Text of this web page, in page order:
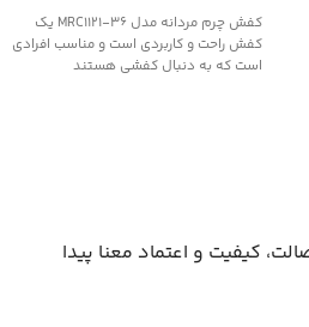
کفش چرم مردانه مدل MRC1121-36 یک
کفش راحت و کاربردی است و مناسب افرادی
است که به دنبال کفشی هستند
کیفیت و اعتماد معنا پیدا